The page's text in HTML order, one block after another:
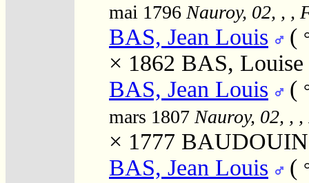
mai 1796 Nauroy, 02, , ,
BAS, Jean Louis (
× 1862 BAS, Louise
BAS, Jean Louis
(
mars 1807 Nauroy, 02, , ,
× 1777
BAS, Jean Louis
(